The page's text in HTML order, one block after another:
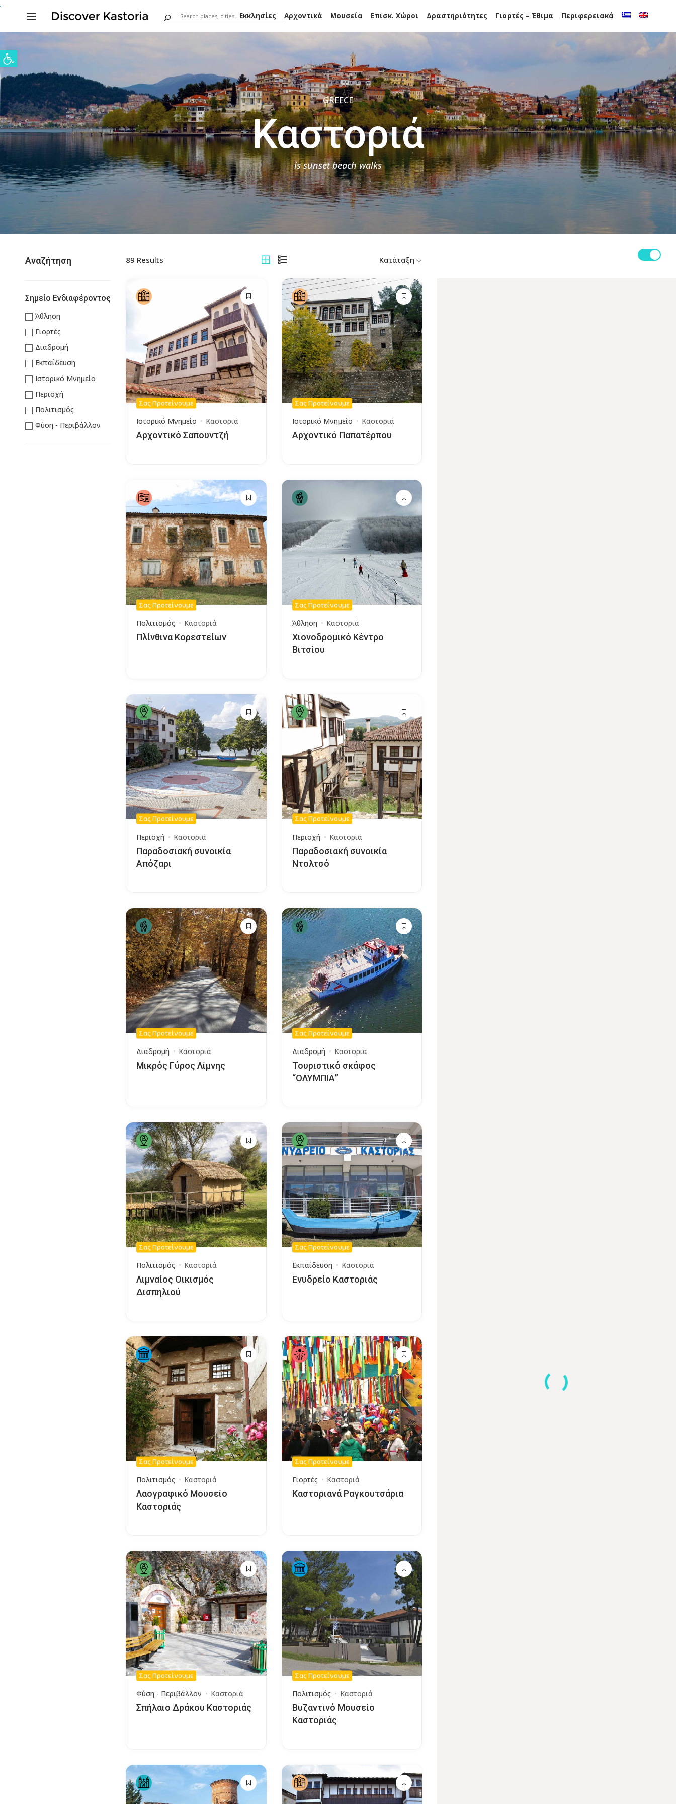
Ανοίξτε τη γραμμή εργαλείων
Εκκλησίες Αρχοντικά Μουσεία Επισκ. Χώροι Δραστηριότητες Γιορτές – Έθιμα Περιφερειακά
GREECE
Καστοριά
is sunset beach walks
Αναζήτηση
Σημείο Ενδιαφέροντος
Άθληση
Γιορτές
Διαδρομή
Εκπαίδευση
Ιστορικό Μνημείο
Περιοχή
Πολιτισμός
Φύση - Περιβάλλον
89 Results Κατάταξη
Σας Προτείνουμε
Ιστορικό Μνημείο Καστοριά
Αρχοντικό Σαπουντζή
Σας Προτείνουμε
Ιστορικό Μνημείο Καστοριά
Αρχοντικό Παπατέρπου
Σας Προτείνουμε
Πολιτισμός Καστοριά
Πλίνθινα Κορεστείων
Σας Προτείνουμε
Άθληση Καστοριά
Χιονοδρομικό Κέντρο
Βιτσίου
Σας Προτείνουμε
Περιοχή Καστοριά
Παραδοσιακή συνοικία
Απόζαρι
Σας Προτείνουμε
Περιοχή Καστοριά
Παραδοσιακή συνοικία
Ντολτσό
Σας Προτείνουμε
Διαδρομή Καστοριά
Μικρός Γύρος Λίμνης
Σας Προτείνουμε
Διαδρομή Καστοριά
Τουριστικό σκάφος
“ΟΛΥΜΠΙΑ”
Σας Προτείνουμε
Πολιτισμός Καστοριά
Λιμναίος Οικισμός
Δισπηλιού
Σας Προτείνουμε
Εκπαίδευση Καστοριά
Ενυδρείο Καστοριάς
Σας Προτείνουμε
Πολιτισμός Καστοριά
Λαογραφικό Μουσείο
Καστοριάς
Σας Προτείνουμε
Γιορτές Καστοριά
Καστοριανά Ραγκουτσάρια
Σας Προτείνουμε
Φύση - Περιβάλλον Καστοριά
Σπήλαιο Δράκου Καστοριάς
Σας Προτείνουμε
Πολιτισμός Καστοριά
Βυζαντινό Μουσείο
Καστοριάς